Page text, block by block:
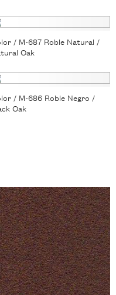
/ M-687 Roble Natural /
Oak
/ M-686 Roble Negro /
Oak